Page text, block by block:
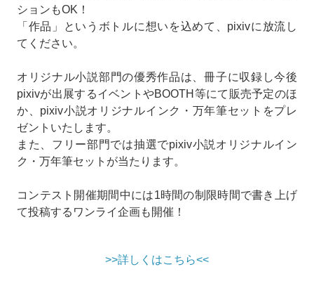
ションもOK！
「作品」というボトルに想いを込めて、pixivに放流し
てください。
オリジナル小説部門の優秀作品は、冊子に収録し今後
pixivが出展するイベントやBOOTH等にて販売予定のほ
か、pixiv小説オリジナルインク・万年筆セットをプレ
ゼントいたします。
また、フリー部門では抽選でpixiv小説オリジナルイン
ク・万年筆セットが当たります。
コンテスト開催期間中には1時間の制限時間で書き上げ
て投稿するワンライ企画も開催！
>>詳しくはこちら<<